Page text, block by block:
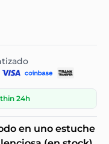
24h
en uno estuche